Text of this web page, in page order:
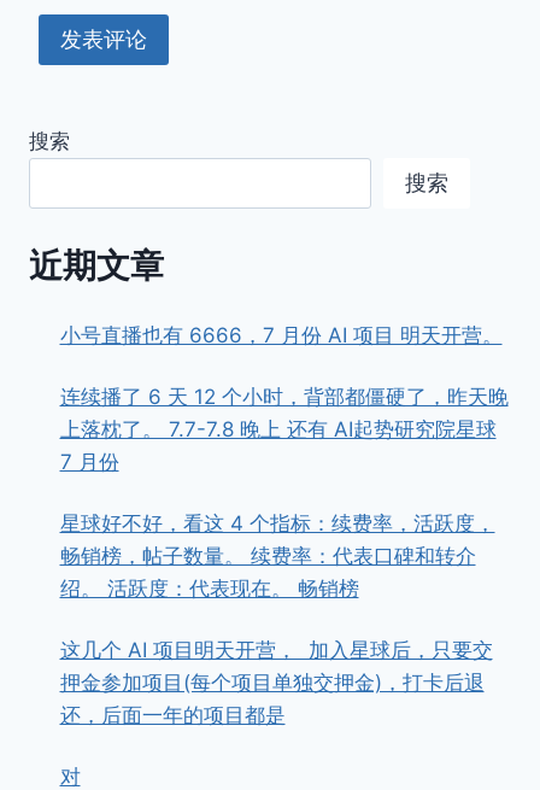
搜索
搜索
近期文章
小号直播也有 6666，7 月份 AI 项目 明天开营。
连续播了 6 天 12 个小时，背部都僵硬了，昨天晚
上落枕了。 7.7-7.8 晚上 还有 AI起势研究院星球
7 月份
星球好不好，看这 4 个指标：续费率，活跃度，
畅销榜，帖子数量。 续费率：代表口碑和转介
绍。 活跃度：代表现在。 畅销榜
这几个 AI 项目明天开营， ​ ​加入星球后，只要交
押金参加项目(每个项目单独交押金)，打卡后退
还，后面一年的项目都是
对